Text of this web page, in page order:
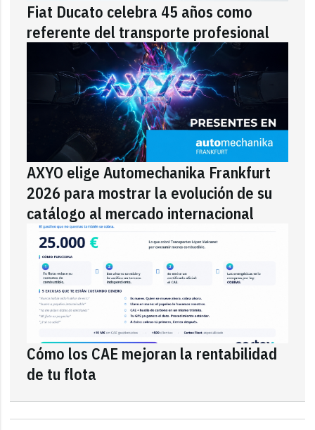
Fiat Ducato celebra 45 años como
referente del transporte profesional
AXYO elige Automechanika Frankfurt
2026 para mostrar la evolución de su
catálogo al mercado internacional
Cómo los CAE mejoran la rentabilidad
de tu flota